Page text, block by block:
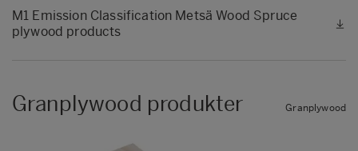
M1 Emission Classification Metsä Wood Spruce
plywood products
Granplywood produkter Granplywood